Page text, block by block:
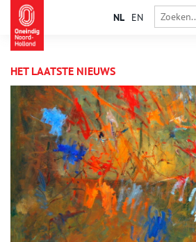
NL EN
HET LAATSTE NIEUWS